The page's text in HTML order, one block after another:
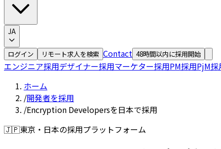
JA
ログイン リモート求人を検索 Contact 48時間以内に採用開始
エンジニア採用デザイナー採用マーケター採用PM採用PjM採
ホーム
/開発者を採用
/Encryption Developersを日本で採用
🇯🇵東京・日本の採用プラットフォーム